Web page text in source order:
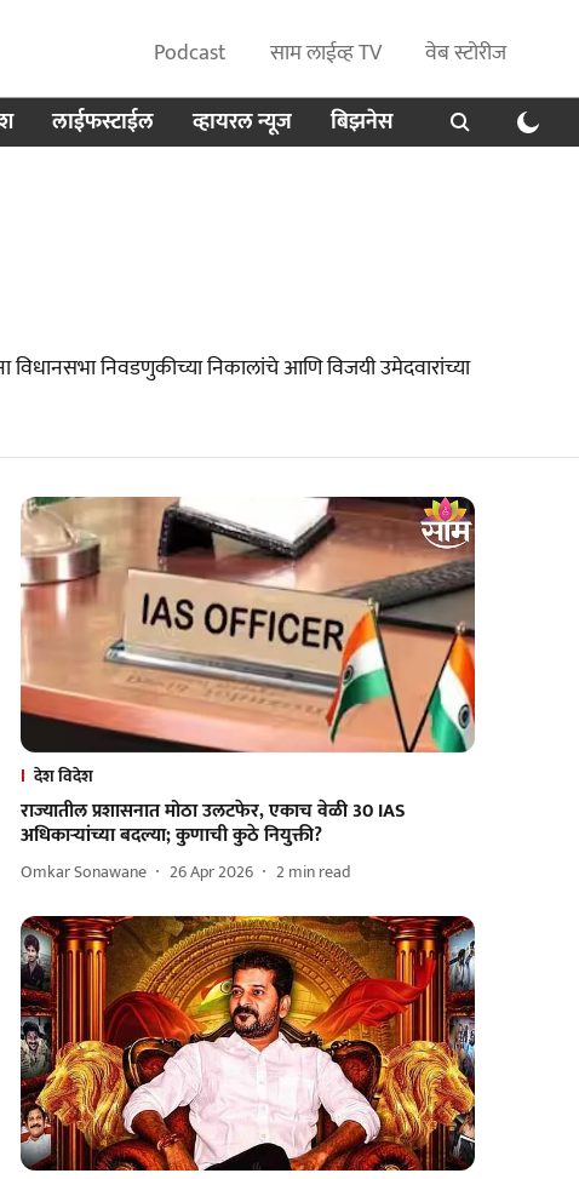
Podcast साम लाईव्ह TV
वेब स्टोरीज
लाईफस्टाईल व्हायरल न्यूज बिझनेस
निवडणुकीच्या निकालांचे आणि विजयी उमेदवारांच्या
देश विदेश
राज्यातील प्रशासनात मोठा उलटफेर, एकाच वेळी 30 IAS
अधिकाऱ्यांच्या बदल्या; कुणाची कुठे नियुक्ती?
Omkar Sonawane 26 Apr 2026 2min read